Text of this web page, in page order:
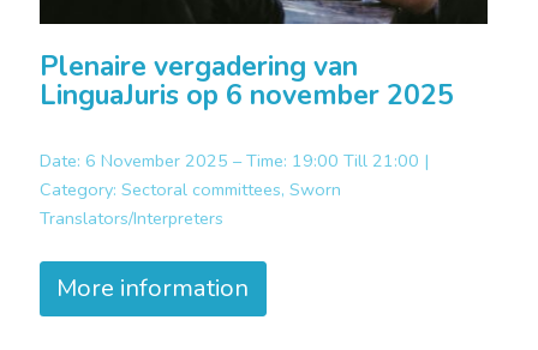
Plenaire vergadering van
LinguaJuris op 6 november 2025
Date: 6 November 2025 – Time: 19:00 Till 21:00 |
Category: Sectoral committees, Sworn
Translators/Interpreters
More information